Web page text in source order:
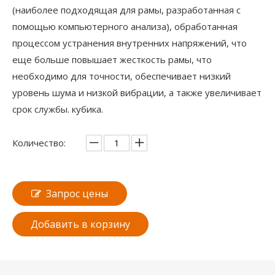
(наиболее подходящая для рамы, разработанная с
помощью компьютерного анализа), обработанная
процессом устранения внутренних напряжений, что
еще больше повышает жесткость рамы, что
необходимо для точности, обеспечивает низкий
уровень шума и низкой вибрации, а также увеличивает
срок службы. кубика.
Количество:
Запрос цены
Добавить в корзину